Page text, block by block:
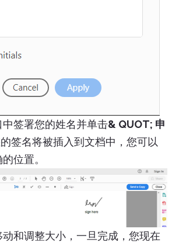
签署您的姓名并单击& QUOT; 申
签名将被插入到文档中，您可以
位置。
和调整大小，一旦完成，您现在